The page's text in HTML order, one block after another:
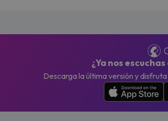
¿Ya nos
Descarga la última versión y